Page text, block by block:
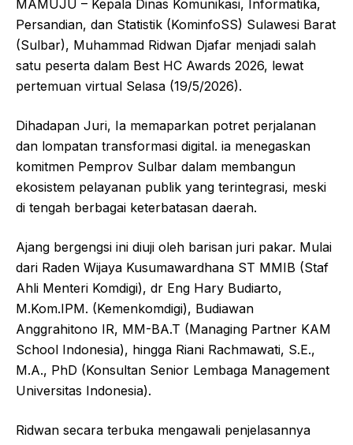
MAMUJU – Kepala Dinas Komunikasi, Informatika,
Persandian, dan Statistik (KominfoSS) Sulawesi Barat
(Sulbar), Muhammad Ridwan Djafar menjadi salah
satu peserta dalam Best HC Awards 2026, lewat
pertemuan virtual Selasa (19/5/2026).
Dihadapan Juri, Ia memaparkan potret perjalanan
dan lompatan transformasi digital. ia menegaskan
komitmen Pemprov Sulbar dalam membangun
ekosistem pelayanan publik yang terintegrasi, meski
di tengah berbagai keterbatasan daerah.
Ajang bergengsi ini diuji oleh barisan juri pakar. Mulai
dari Raden Wijaya Kusumawardhana ST MMIB (Staf
Ahli Menteri Komdigi), dr Eng Hary Budiarto,
M.Kom.IPM. (Kemenkomdigi), Budiawan
Anggrahitono IR, MM-BA.T (Managing Partner KAM
School Indonesia), hingga Riani Rachmawati, S.E.,
M.A., PhD (Konsultan Senior Lembaga Management
Universitas Indonesia).
Ridwan secara terbuka mengawali penjelasannya